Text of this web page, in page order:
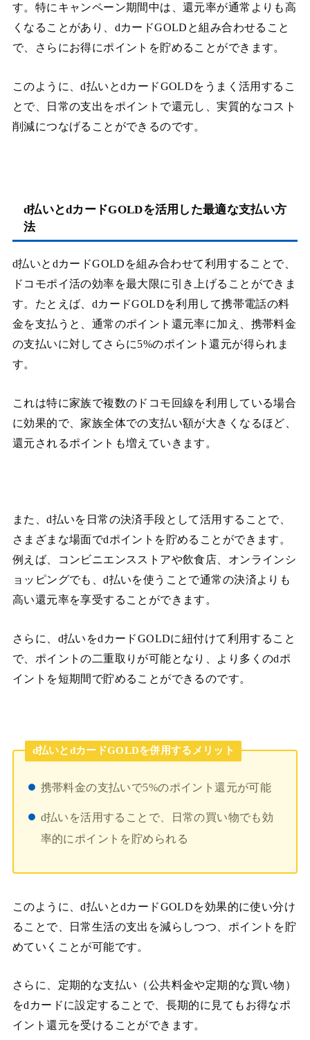
す。特にキャンペーン期間中は、還元率が通常よりも高
くなることがあり、dカードGOLDと組み合わせること
で、さらにお得にポイントを貯めることができます。
このように、d払いとdカードGOLDをうまく活用するこ
とで、日常の支出をポイントで還元し、実質的なコスト
削減につなげることができるのです。
d払いとdカードGOLDを活用した最適な支払い方
法
d払いとdカードGOLDを組み合わせて利用することで、
ドコモポイ活の効率を最大限に引き上げることができま
す。たとえば、dカードGOLDを利用して携帯電話の料
金を支払うと、通常のポイント還元率に加え、携帯料金
の支払いに対してさらに5%のポイント還元が得られま
す。
これは特に家族で複数のドコモ回線を利用している場合
に効果的で、家族全体での支払い額が大きくなるほど、
還元されるポイントも増えていきます。
また、d払いを日常の決済手段として活用することで、
さまざまな場面でdポイントを貯めることができます。
例えば、コンビニエンスストアや飲食店、オンラインシ
ョッピングでも、d払いを使うことで通常の決済よりも
高い還元率を享受することができます。
さらに、d払いをdカードGOLDに紐付けて利用すること
で、ポイントの二重取りが可能となり、より多くのdポ
イントを短期間で貯めることができるのです。
d払いとdカードGOLDを併用するメリット
携帯料金の支払いで5%のポイント還元が可能
d払いを活用することで、日常の買い物でも効
率的にポイントを貯められる
このように、d払いとdカードGOLDを効果的に使い分け
ることで、日常生活の支出を減らしつつ、ポイントを貯
めていくことが可能です。
さらに、定期的な支払い（公共料金や定期的な買い物）
をdカードに設定することで、長期的に見てもお得なポ
イント還元を受けることができます。